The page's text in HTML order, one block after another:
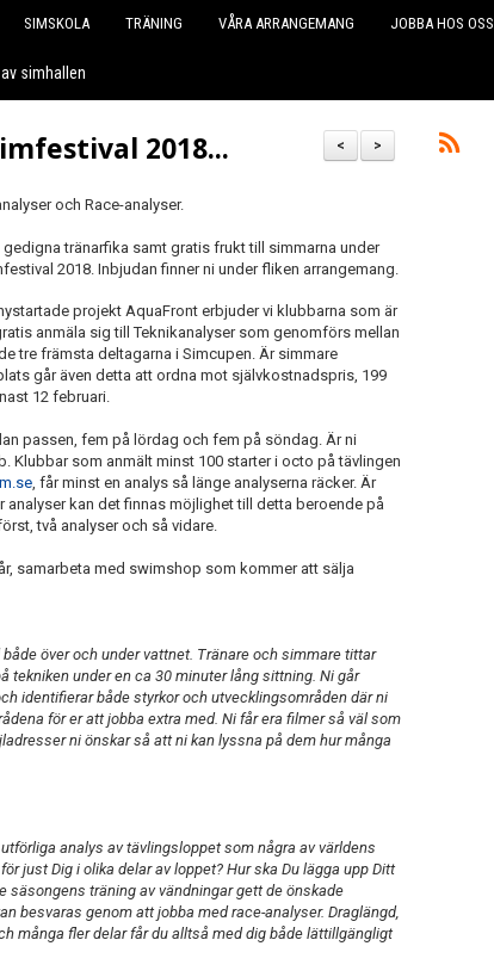
SIMSKOLA TRÄNING VÅRA ARRANGEMANG JOBBA HOS OSS
simhallen
>
<
2018...
och Race-analyser.
tränarfika samt gratis frukt till simmarna under
2018. Inbjudan finner ni under fliken arrangemang.
projekt AquaFront erbjuder vi klubbarna som är
anmäla sig till Teknikanalyser som genomförs mellan
tre främsta deltagarna i Simcupen. Är simmare
går även detta att ordna mot självkostnadspris, 199
12 februari.
passen, fem på lördag och fem på söndag. Är ni
Klubbar som anmält minst 100 starter i octo på tävlingen
, får minst en analys så länge analyserna räcker. Är
kan det finnas möjlighet till detta beroende på
två analyser och så vidare.
samarbeta med swimshop som kommer att sälja
över och under vattnet. Tränare och simmare tittar
tekniken under en ca 30 minuter lång sittning. Ni går
identifierar både styrkor och utvecklingsområden där ni
för er att jobba extra med. Ni får era filmer så väl som
ni önskar så att ni kan lyssna på dem hur många
analys av tävlingsloppet som några av världens
just Dig i olika delar av loppet? Hur ska Du lägga upp Ditt
säsongens träning av vändningar gett de önskade
besvaras genom att jobba med race-analyser. Draglängd,
många fler delar får du alltså med dig både lättillgängligt